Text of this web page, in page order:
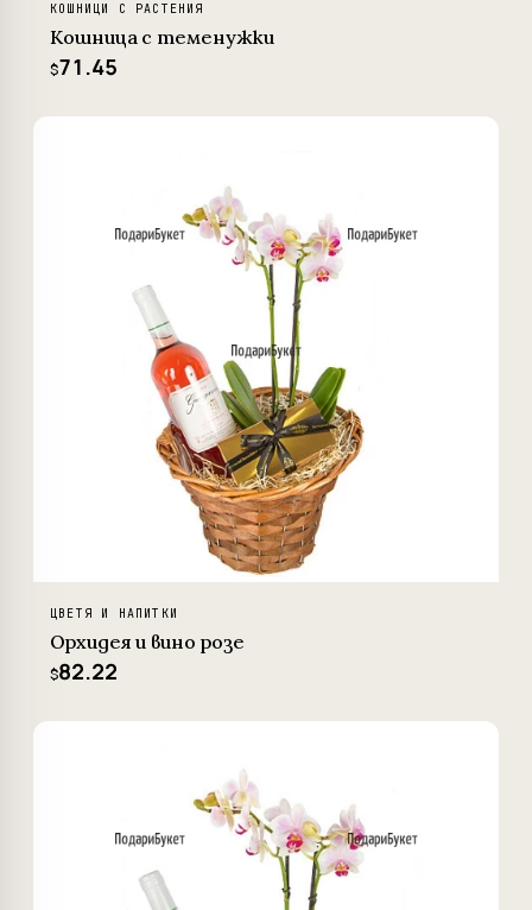
КОШНИЦИ С РАСТЕНИЯ
Кошница с теменужки
$71.45
ЦВЕТЯ И НАПИТКИ
Орхидея и вино розе
$82.22